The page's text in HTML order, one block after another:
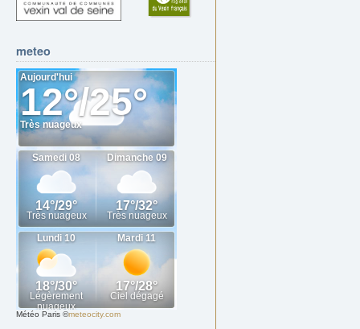
meteo
Météo Paris ©meteocity.com